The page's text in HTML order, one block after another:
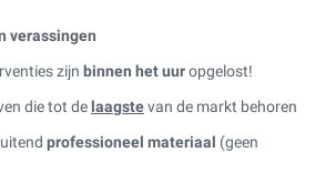
verassingen
zijn binnen het uuropgelost!
die tot de laagstevan de markt behoren
professioneel materiaal (geen